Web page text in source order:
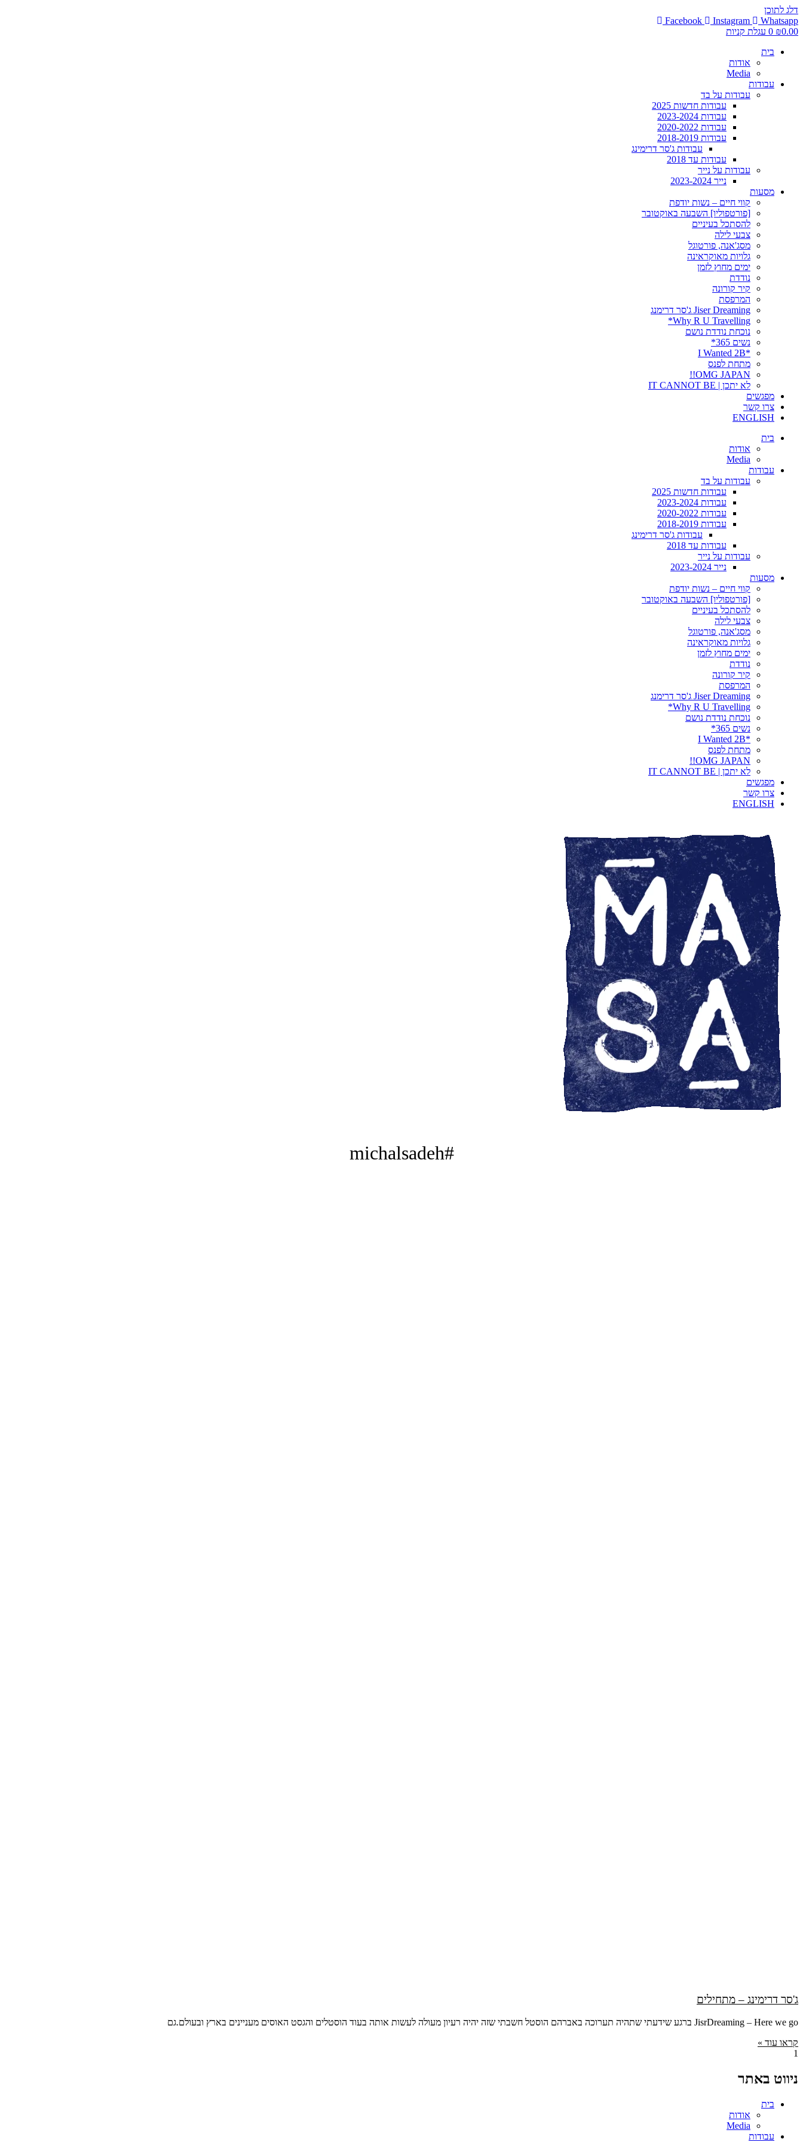
דלג לתוכן
Facebook
Instagram
Whatsapp
₪0.00
0 עגלת קניות
בית
אודות
Media
עבודות
עבודות על בד
עבודות חדשות 2025
עבודות 2023-2024
עבודות 2020-2022
עבודות 2018-2019
עבודות ג'סר דרימינג
עבודות עד 2018
עבודות על נייר
נייר 2023-2024
מסעות
קווי חיים – נשות יודפת
[פורטפוליו] השבעה באוקטובר
להסתכל בעיניים
צבעי לילה
מסג'אנה, פורטוגל
גלויות מאוקראינה
ימים מחוץ לזמן
נודדת
קיר קורונה
המרפסת
Jiser Dreaming ג'סר דרימנג
Why R U Travelling*
נוכחת נודדת נושם
נשים 365*
*I Wanted 2B
מתחת לפנס
OMG JAPAN!!
לא יתכן | IT CANNOT BE
מפגשים
צרו קשר
ENGLISH
בית
אודות
Media
עבודות
עבודות על בד
עבודות חדשות 2025
עבודות 2023-2024
עבודות 2020-2022
עבודות 2018-2019
עבודות ג'סר דרימינג
עבודות עד 2018
עבודות על נייר
נייר 2023-2024
מסעות
קווי חיים – נשות יודפת
[פורטפוליו] השבעה באוקטובר
להסתכל בעיניים
צבעי לילה
מסג'אנה, פורטוגל
גלויות מאוקראינה
ימים מחוץ לזמן
נודדת
קיר קורונה
המרפסת
Jiser Dreaming ג'סר דרימנג
Why R U Travelling*
נוכחת נודדת נושם
נשים 365*
*I Wanted 2B
מתחת לפנס
OMG JAPAN!!
לא יתכן | IT CANNOT BE
מפגשים
צרו קשר
ENGLISH
#michalsadeh
ג'סר דרימינג – מתחילים
JisrDreaming – Here we go ברגע שידעתי שתהיה תערוכה באברהם הוסטל חשבתי שזה יהיה רעיון מעולה לעשות אותה בעוד הוסטלים והגסט האוסים מעניינים בארץ ובעולם.גם
קראו עוד »
ניווט באתר
בית
אודות
Media
עבודות